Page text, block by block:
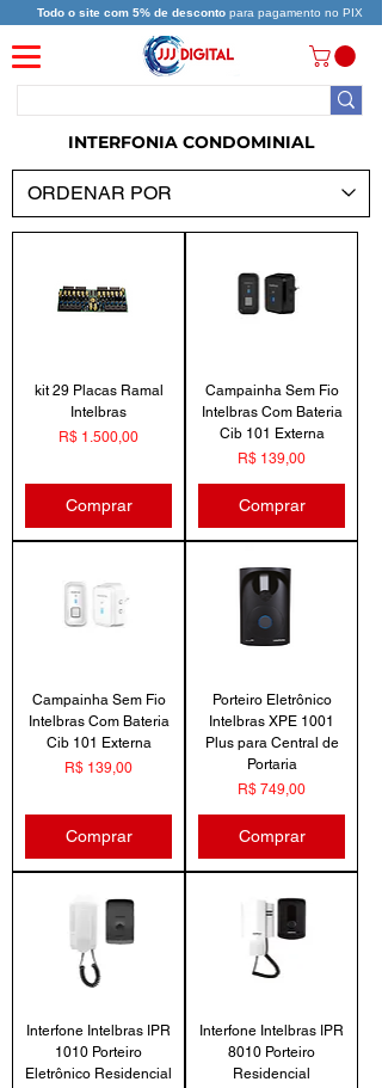
Todo o site com 5% de desconto para pagamento no PIX
INTERFONIA CONDOMINIAL
kit 29 Placas Ramal
Intelbras
Preço
R$ 1.500,00
Comprar
Campainha Sem Fio
Intelbras Com Bateria
Cib 101 Externa
Preço
R$ 139,00
Comprar
Campainha Sem Fio
Intelbras Com Bateria
Cib 101 Externa
Preço
R$ 139,00
Comprar
Porteiro Eletrônico
Intelbras XPE 1001
Plus para Central de
Portaria
Preço
R$ 749,00
Comprar
Interfone Intelbras IPR
1010 Porteiro
Eletrônico Residencial
Interfone Intelbras IPR
8010 Porteiro
Residencial